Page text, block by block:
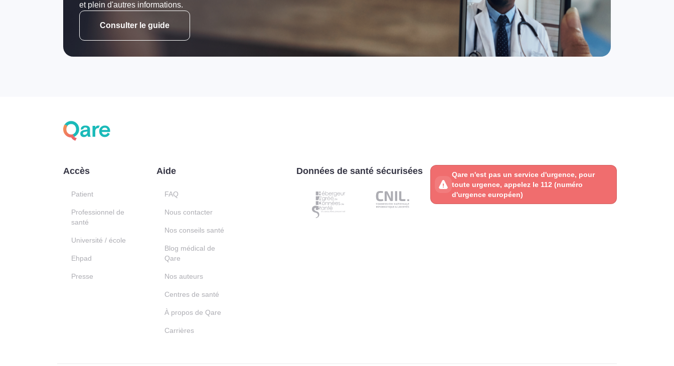
et plein d'autres informations.
Consulter le guide
Accès
Patient
Professionnel de
santé
Université / école
Ehpad
Presse
Aide
FAQ
Nous contacter
Nos conseils santé
Blog médical de
Qare
Nos auteurs
Centres de santé
À propos de Qare
Carrières
Données de santé sécurisées
Qare n'est pas un service d'urgence, pour
toute urgence, appelez le 112 (numéro
d'urgence européen)